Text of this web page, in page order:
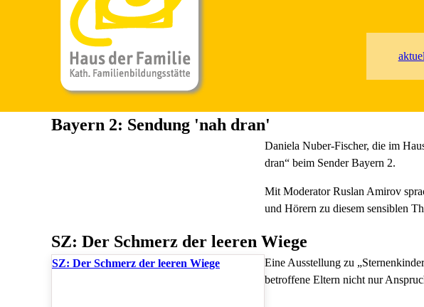
Bayern 2: Sendung 'nah dran'
Daniela Nuber-Fischer, die im
dran“ beim Sender Bayern 2.
Mit Moderator Ruslan Amirov
und Hörern zu diesem sensiblen
SZ: Der Schmerz der leeren Wiege
SZ: Der Schmerz der leeren Wiege
Eine Ausstellung zu
betroffene Eltern nicht nur